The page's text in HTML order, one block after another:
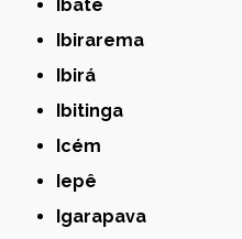
Ibaté
Ibirarema
Ibirá
Ibitinga
Icém
Iepê
Igarapava